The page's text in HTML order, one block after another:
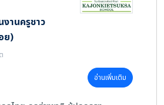
านครูชาว
ย)
อ่านเพิ่มเติม